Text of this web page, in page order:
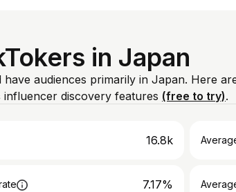
in Japan
audiences primarily in Japan. Here
discovery features (free to try).
16.8k
7.17%